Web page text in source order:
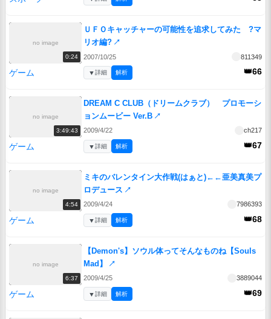
no image
0:24
ＵＦＯキャッチャーの可能性を追求してみた ?マ
リオ編? ↗
2007/10/25 811349
ゲーム 👑66
▼詳細 解析
no image
3:49:43
DREAM C CLUB（ドリームクラブ） プロモーシ
ョンムービー Ver.B ↗
2009/4/22 ch217
ゲーム 👑67
▼詳細 解析
no image
4:54
ミキのバレンタイン大作戦(はぁと)←←亜美真美プ
ロデュース ↗
2009/4/24 7986393
ゲーム 👑68
▼詳細 解析
no image
6:37
【Demon's】ソウル体ってそんなものね【Souls
Mad】
↗
2009/4/25 3889044
ゲーム 👑69
▼詳細 解析